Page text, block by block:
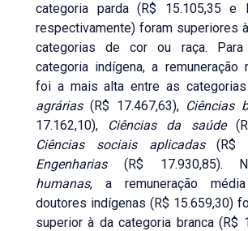
categoria parda (R$ 15.105,35 e
respectivamente) foram superiores
categorias de cor ou raça.
categoria indígena, a remuneração
foi a mais alta entre as categorias
agrárias(R$ 17.467,63), Ciências
17.162,10), Ciências da saúde
Ciências sociais aplicadas(R$
Engenharias(R$ 17.930,85).
humanas, a remuneração
doutores indígenas (R$ 15.659,30)
superior à da categoria branca (R$